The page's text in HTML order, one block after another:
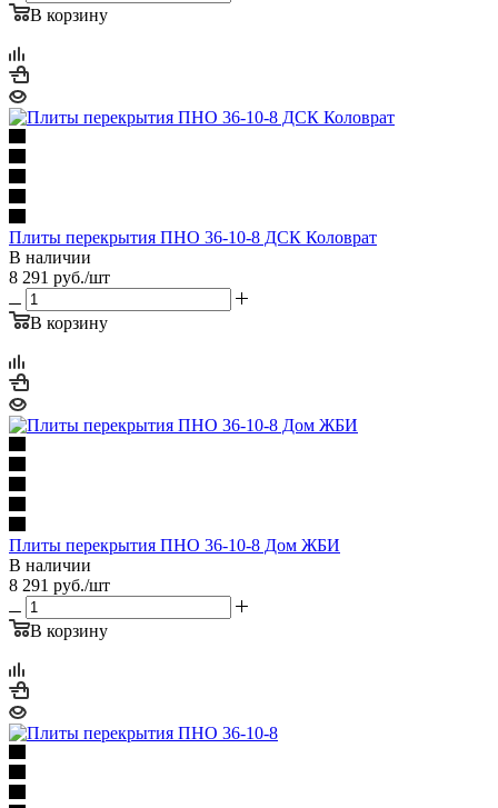
В корзину
Плиты перекрытия ПНО 36-10-8 ДСК Коловрат
В наличии
8 291 руб./шт
В корзину
Плиты перекрытия ПНО 36-10-8 Дом ЖБИ
В наличии
8 291 руб./шт
В корзину